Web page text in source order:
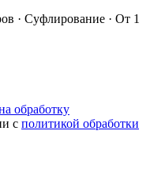
· Суфлирование · От 1
обработку
с политикой обработки